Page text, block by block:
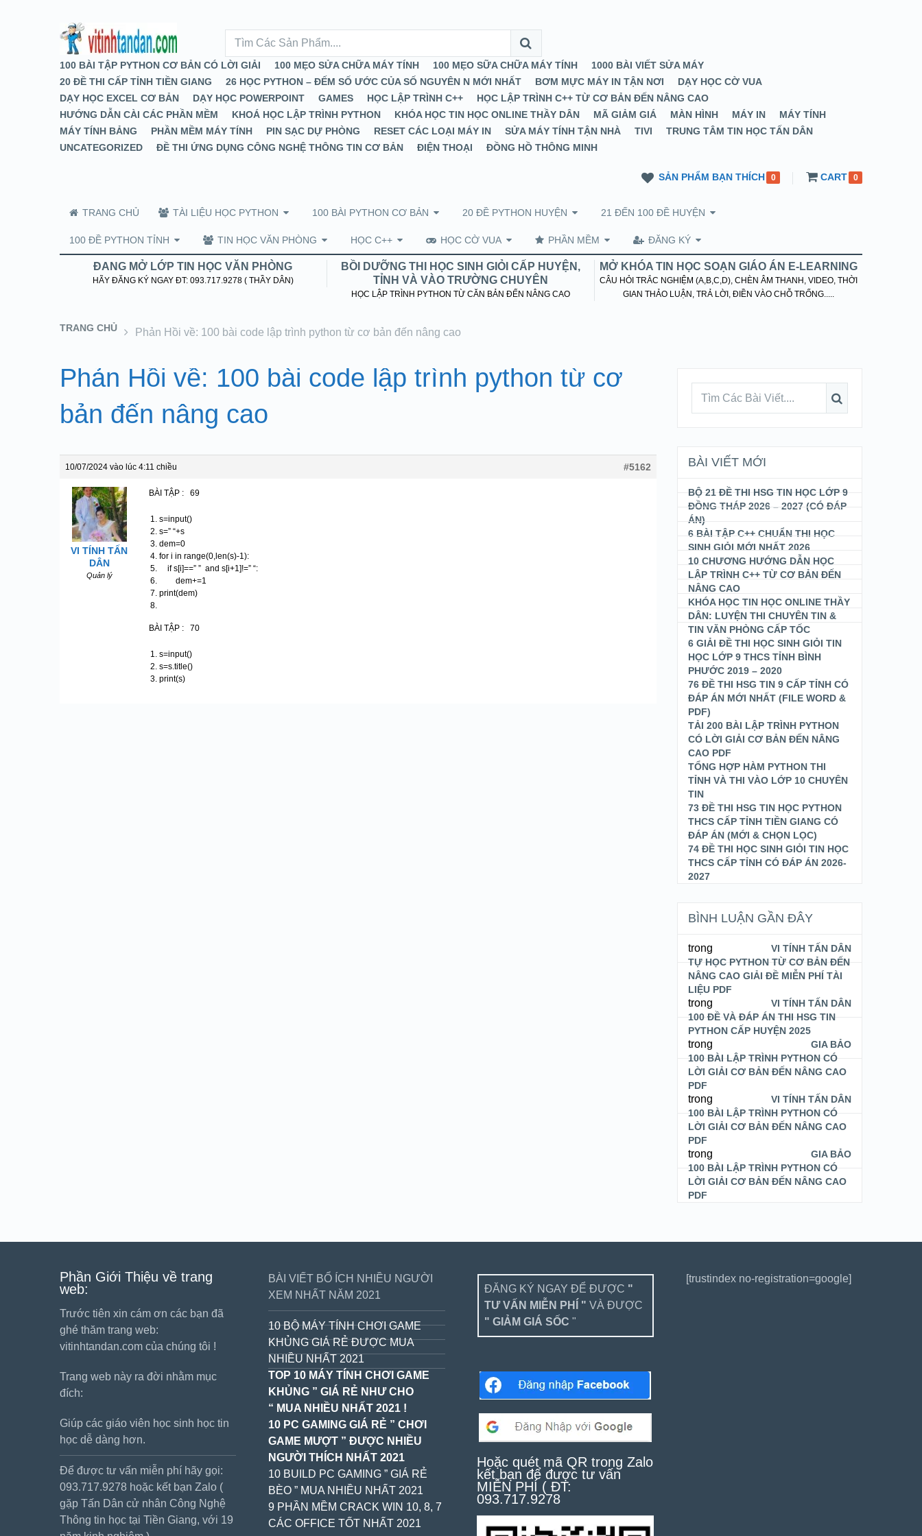
100 BÀI TẬP PYTHON CƠ BẢN CÓ LỜI GIẢI 100 MẸO SỬA CHỮA MÁY TÍNH 100 MẸO SỮA CHỮA MÁY TÍNH
1000 BÀI VIẾT SỬA MÁY
20 ĐỀ THI CẤP TỈNH TIỀN GIANG
26 HỌC PYTHON – ĐẾM SỐ ƯỚC CỦA SỐ NGUYÊN N MỚI NHẤT BƠM MỰC MÁY IN TẬN NƠI
DẠY HỌC CỜ VUA
DẠY HỌC EXCEL CƠ BẢN
DẠY HỌC POWERPOINT GAMES HỌC LẬP TRÌNH C++
HỌC LẬP TRÌNH C++ TỪ CƠ BẢN ĐẾN NÂNG CAO
HƯỚNG DẪN CÀI CÁC PHẦN MỀM
KHOÁ HỌC LẬP TRÌNH PYTHON KHÓA HỌC TIN HỌC ONLINE THẦY DÂN MÃ GIẢM GIÁ MÀN HÌNH MÁY IN
MÁY TÍNH
MÁY TÍNH BẢNG
PHẦN MỀM MÁY TÍNH PIN SẠC DỰ PHÒNG RESET CÁC LOẠI MÁY IN SỬA MÁY TÍNH TẬN NHÀ TIVI
TRUNG TÂM TIN HỌC TẤN DÂN
UNCATEGORIZED
ĐỀ THI ỨNG DỤNG CÔNG NGHỆ THÔNG TIN CƠ BẢN ĐIỆN THOẠI ĐỒNG HỒ THÔNG MINH
SẢN PHẨM BẠN THÍCH 0 CART 0
TRANG CHỦ TÀI LIỆU HỌC PYTHON 100 BÀI PYTHON CƠ BẢN 20 ĐỀ PYTHON HUYỆN 21 ĐẾN 100 ĐỀ HUYỆN
100 ĐỀ PYTHON TỈNH TIN HỌC VĂN PHÒNG HỌC C++ HỌC CỜ VUA PHẦN MỀM ĐĂNG KÝ
ĐANG MỞ LỚP TIN HỌC VĂN PHÒNG
HÃY ĐĂNG KÝ NGAY ĐT: 093.717.9278 ( THẦY DÂN)
BỒI DƯỠNG THI HỌC SINH GIỎI CẤP HUYỆN,
TỈNH VÀ VÀO TRƯỜNG CHUYÊN
HỌC LẬP TRÌNH PYTHON TỪ CĂN BẢN ĐẾN NÂNG CAO
MỞ KHÓA TIN HỌC SOẠN GIÁO ÁN E-LEARNING
CÂU HỎI TRẮC NGHIỆM (A,B,C,D), CHÈN ÂM THANH, VIDEO, THỜI
GIAN THẢO LUẬN, TRẢ LỜI, ĐIỀN VÀO CHỖ TRỐNG.....
TRANG CHỦ Phản Hồi về: 100 bài code lập trình python từ cơ bản đến nâng cao
Phản Hồi về: 100 bài code lập trình python từ cơ
bản đến nâng cao
10/07/2024 vào lúc 4:11 chiều #5162
VI TÍNH TẤN
DÂN
Quản lý
BÀI TẬP : 69
s=input()
s=” “+s
dem=0
for i in range(0,len(s)-1):
if s[i]==” ” and s[i+1]!=” “:
dem+=1
print(dem)
BÀI TẬP : 70
s=input()
s=s.title()
print(s)
BÀI VIẾT MỚI
BỘ 21 ĐỀ THI HSG TIN HỌC LỚP 9
ĐỒNG THÁP 2026 – 2027 (CÓ ĐÁP
ÁN)
6 BÀI TẬP C++ CHUẨN THI HỌC
SINH GIỎI MỚI NHẤT 2026
10 CHƯƠNG HƯỚNG DẪN HỌC
LẬP TRÌNH C++ TỪ CƠ BẢN ĐẾN
NÂNG CAO
KHÓA HỌC TIN HỌC ONLINE THẦY
DÂN: LUYỆN THI CHUYÊN TIN &
TIN VĂN PHÒNG CẤP TỐC
6 GIẢI ĐỀ THI HỌC SINH GIỎI TIN
HỌC LỚP 9 THCS TỈNH BÌNH
PHƯỚC 2019 – 2020
76 ĐỀ THI HSG TIN 9 CẤP TỈNH CÓ
ĐÁP ÁN MỚI NHẤT (FILE WORD &
PDF)
TẢI 200 BÀI LẬP TRÌNH PYTHON
CÓ LỜI GIẢI CƠ BẢN ĐẾN NÂNG
CAO PDF
TỔNG HỢP HÀM PYTHON THI
TỈNH VÀ THI VÀO LỚP 10 CHUYÊN
TIN
73 ĐỀ THI HSG TIN HỌC PYTHON
THCS CẤP TỈNH TIỀN GIANG CÓ
ĐÁP ÁN (MỚI & CHỌN LỌC)
74 ĐỀ THI HỌC SINH GIỎI TIN HỌC
THCS CẤP TỈNH CÓ ĐÁP ÁN 2026-
2027
BÌNH LUẬN GẦN ĐÂY
VI TÍNH TẤN DÂN
trong
TỰ HỌC PYTHON TỪ CƠ BẢN ĐẾN
NÂNG CAO GIẢI ĐỀ MIỄN PHÍ TÀI
LIỆU PDF
VI TÍNH TẤN DÂN
trong
100 ĐỀ VÀ ĐÁP ÁN THI HSG TIN
PYTHON CẤP HUYỆN 2025
GIA BẢO
trong
100 BÀI LẬP TRÌNH PYTHON CÓ
LỜI GIẢI CƠ BẢN ĐẾN NÂNG CAO
PDF
VI TÍNH TẤN DÂN
trong
100 BÀI LẬP TRÌNH PYTHON CÓ
LỜI GIẢI CƠ BẢN ĐẾN NÂNG CAO
PDF
GIA BẢO
trong
100 BÀI LẬP TRÌNH PYTHON CÓ
LỜI GIẢI CƠ BẢN ĐẾN NÂNG CAO
PDF
Phần Giới Thiệu về trang
web:
Trước tiên xin cám ơn các bạn đã
ghé thăm trang web:
vitinhtandan.com của chúng tôi !
Trang web này ra đời nhằm mục
đích:
Giúp các giáo viên học sinh học tin
học dễ dàng hơn.
Để được tư vấn miễn phí hãy gọi:
093.717.9278 hoặc kết bạn Zalo (
gặp Tấn Dân cử nhân Công Nghệ
Thông tin học tại Tiền Giang, với 19
BÀI VIẾT BỔ ÍCH NHIỀU NGƯỜI
XEM NHẤT NĂM 2021
10 BỘ MÁY TÍNH CHƠI GAME
KHỦNG GIÁ RẺ ĐƯỢC MUA
NHIỀU NHẤT 2021
TOP 10 MÁY TÍNH CHƠI GAME
KHỦNG ” GIÁ RẺ NHƯ CHO
“ MUA NHIỀU NHẤT 2021 !
10 PC GAMING GIÁ RẺ ” CHƠI
GAME MƯỢT ” ĐƯỢC NHIỀU
NGƯỜI THÍCH NHẤT 2021
10 BUILD PC GAMING ” GIÁ RẺ
BÈO ” MUA NHIỀU NHẤT 2021
9 PHẦN MỀM CRACK WIN 10, 8, 7
CÁC OFFICE TỐT NHẤT 2021
ĐĂNG KÝ NGAY ĐỂ ĐƯỢC "
TƯ VẤN MIỄN PHÍ " VÀ ĐƯỢC
" GIẢM GIÁ SỐC "
Hoặc quét mã QR trong Zalo
kết bạn để được tư vấn
MIỄN PHÍ ( ĐT:
093.717.9278
[trustindex no-registration=google]